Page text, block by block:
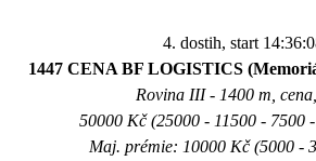
4. dostih, start
1447 CENA BF LOGISTICS
Rovina III - 1400 m,
50000 Kč (25000 - 11500 - 7500
Maj. prémie: 10000 Kč (5000 -